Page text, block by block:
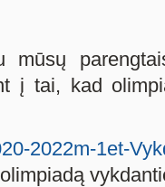
mūsų
į tai, kad
2022m-1et-